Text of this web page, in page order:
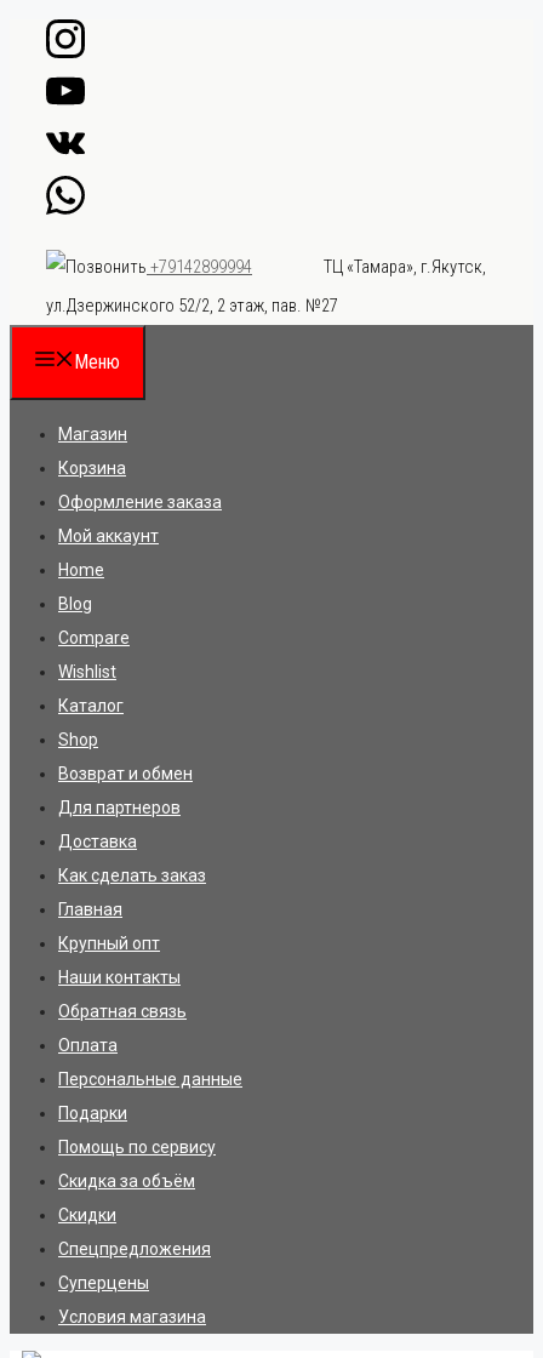
Перейти
содержимому
+79142899994
ТЦ «Тамара», г.Якутск,
ул.Дзержинского 52/2, 2 этаж, пав. №27
Меню
Магазин
Корзина
Оформление заказа
Мой аккаунт
Home
Blog
Compare
Wishlist
Каталог
Shop
Возврат и обмен
Для партнеров
Доставка
Как сделать заказ
Главная
Крупный опт
Наши контакты
Обратная связь
Оплата
Персональные данные
Подарки
Помощь по сервису
Скидка за объём
Скидки
Спецпредложения
Суперцены
Условия магазина